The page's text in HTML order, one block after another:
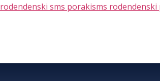
rodendenski sms porakisms rodendenski